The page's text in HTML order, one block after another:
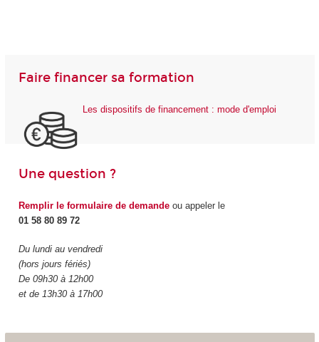
Faire financer sa formation
Les dispositifs de financement : mode d'emploi
Une question ?
Remplir le formulaire de demandeou appeler le
01 58 80 89 72
Du lundi au vendredi
(hors jours fériés)
De 09h30 à 12h00
et de 13h30 à 17h00